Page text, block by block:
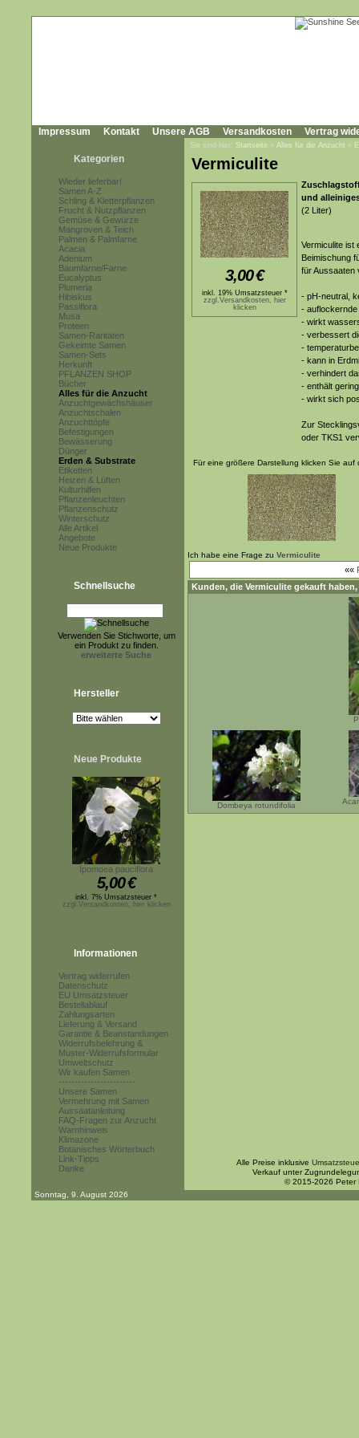
Impressum Kontakt Unsere AGB Versandkosten Vertrag
Kategorien
Wieder lieferbar!
Samen A-Z
Schling & Kletterpflanzen
Frucht & Nutzpflanzen
Gemüse & Gewürze
Mangroven & Teich
Palmen & Palmfarne
Acacia
Adenium
Baumfarne/Farne
Eucalyptus
Plumeria
Hibiskus
Passiflora
Musa
Proteen
Samen-Raritäten
Gekeimte Samen
Samen-Sets
Herkunft
PFLANZEN SHOP
Bücher
Alles für die Anzucht
Anzuchtgewächshäuser
Anzuchtschalen
Anzuchttöpfe
Befestigungen
Bewässerung
Dünger
Erden & Substrate
Etiketten
Heizen & Lüften
Kulturhilfen
Pflanzenleuchten
Pflanzenschutz
Winterschutz
Alle Artikel
Angebote
Neue Produkte
Schnellsuche
Verwenden Sie Stichworte, um
ein Produkt zu finden.
erweiterte Suche
Hersteller
Neue Produkte
Ipomoea pauciflora
5,00€
inkl. 7% Umsatzsteuer *
zzgl.Versandkosten, hier klicken
Informationen
Vertrag widerrufen
Datenschutz
EU Umsatzsteuer
Bestellablauf
Zahlungsarten
Lieferung & Versand
Garantie & Beanstandungen
Widerrufsbelehrung &
Muster-Widerrufsformular
Umweltschutz
Wir kaufen Samen
------------------------
Unsere Samen
Vermehrung mit Samen
Aussaatanleitung
FAQ-Fragen zur Anzucht
Warnhinweis
Klimazone
Botanisches Wörterbuch
Link-Tipps
Danke
Sie sind hier: Startseite » Alles für die Anzucht »
Vermiculite
3,00€
inkl. 19% Umsatzsteuer *
zzgl.Versandkosten, hier
klicken
und
(2 Liter)
Vermiculite ist
Beimischung
für Aussaaten
- pH-neutral,
-
- wirkt
- verbessert
-
- kann in
- verhindert
- enthält
- wirkt sich
Zur
oder TKS1
Für eine größere Darstellung klicken Sie auf
Ich habe eine Frage zu Vermiculite
««
Kunden, die Vermiculite gekauft
Dombeya rotundifolia
Alle Preise inklusive
Verkauf unter
© 2015-2026 Peter
Sonntag, 9. August 2026